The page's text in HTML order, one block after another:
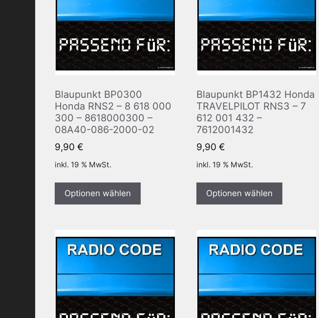
Blaupunkt BP0300
Honda RNS2 – 8 618 000
300 – 8618000300 –
08A40-086-2000-02
9,90 €
inkl. 19 % MwSt.
Optionen wählen
Blaupunkt BP1432 Honda
TRAVELPILOT RNS3 – 7
612 001 432 –
7612001432
9,90 €
inkl. 19 % MwSt.
Optionen wählen